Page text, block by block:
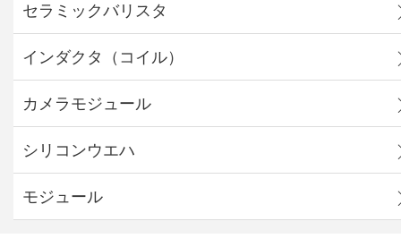
セラミックバリスタ
インダクタ（コイル）
カメラモジュール
シリコンウエハ
モジュール